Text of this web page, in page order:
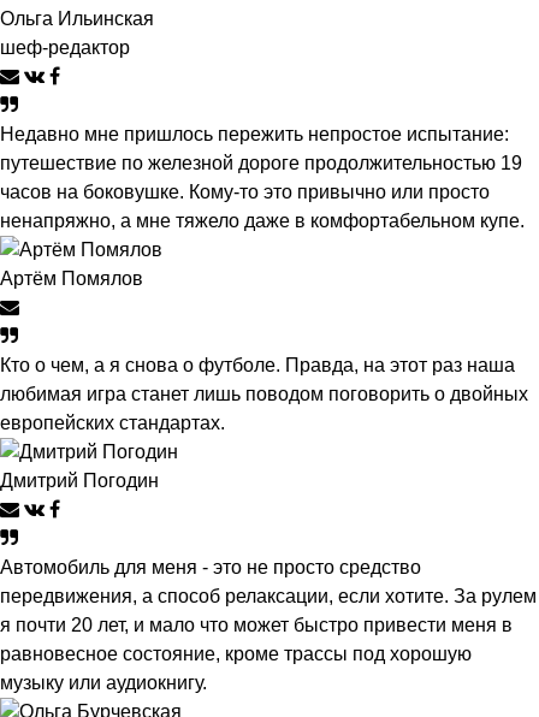
Ольга Ильинская
шеф-редактор
Недавно мне пришлось пережить непростое испытание:
путешествие по железной дороге продолжительностью 19
часов на боковушке. Кому-то это привычно или просто
ненапряжно, а мне тяжело даже в комфортабельном купе.
Артём Помялов
Кто о чем, а я снова о футболе. Правда, на этот раз наша
любимая игра станет лишь поводом поговорить о двойных
европейских стандартах.
Дмитрий Погодин
Автомобиль для меня - это не просто средство
передвижения, а способ релаксации, если хотите. За рулем
я почти 20 лет, и мало что может быстро привести меня в
равновесное состояние, кроме трассы под хорошую
музыку или аудиокнигу.